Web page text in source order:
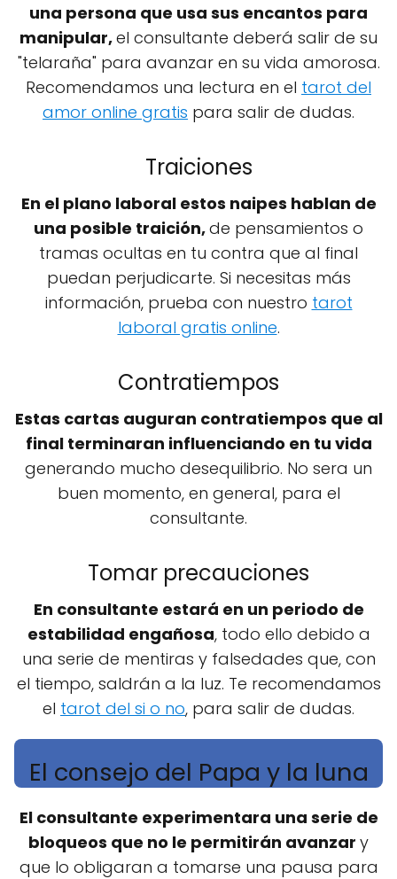
una persona que usa sus encantos para
manipular,el consultante deberá salir de su
"telaraña" para avanzar en su vida amorosa.
Recomendamos una lectura en el tarot del
amor online gratis para salir de dudas.
Traiciones
En el plano laboral estos naipes hablan de
una posible traición,de pensamientos o
tramas ocultas en tu contra que al final
puedan perjudicarte. Si necesitas más
información, prueba con nuestro tarot
laboral gratis online.
Contratiempos
Estas cartas auguran contratiempos que al
final terminaran influenciando en tu vida
generando mucho desequilibrio. No sera un
buen momento, en general, para el
consultante.
Tomar precauciones
En consultante estará en un periodo de
estabilidad engañosa, todo ello debido a
una serie de mentiras y falsedades que, con
el tiempo, saldrán a la luz. Te recomendamos
el tarot del si o no, para salir de dudas.
El consejo del Papa y la luna
El consultante experimentara una serie de
bloqueos que no le permitirán avanzar y
que lo obligaran a tomarse una pausa para